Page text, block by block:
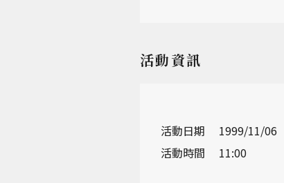
活動資訊
活動日期
1999/11/06
活動時間
11:00